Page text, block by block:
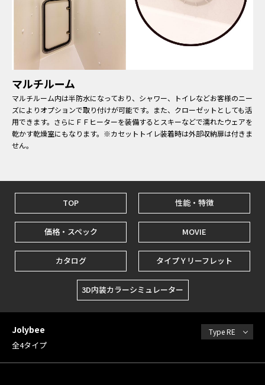
マルチルーム
マルチルーム内は半防水になっており、シャワー、トイレなどお客様のニー
ズによりオプションで取り付けが可能です。また、クローゼットとしても活
用できます。さらにＦＦヒーターを装備するとスキーなどで濡れたウェアを
乾かす乾燥室にもなります。※カセットトイレ装着時は外部収納扉は付きま
せん。
TOP 性能・特徴
価格・スペック MOVIE
カタログ タイプＹリーフレット
3D内装カラーシミュレーター
Jolybee
全4タイプ
Type RE